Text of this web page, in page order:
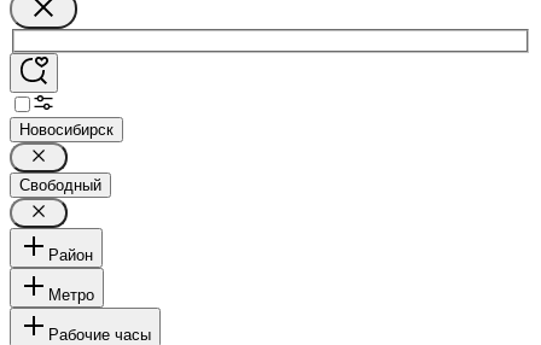
Новосибирск
Свободный
Район
Метро
Рабочие часы